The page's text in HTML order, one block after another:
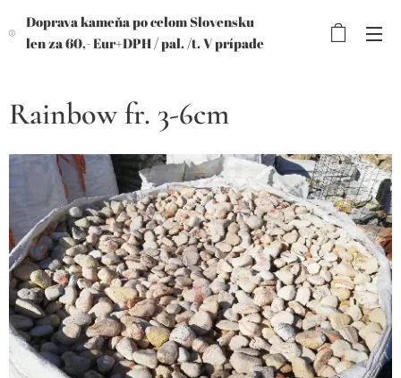
Doprava kameňa po celom Slovensku
len za 60,- Eur+DPH /pal. /t. V prípade
Rainbow fr. 3-6cm